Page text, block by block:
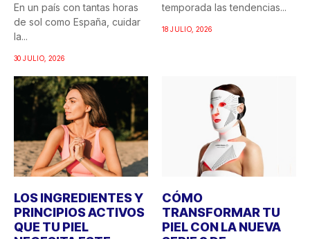
En un país con tantas horas
de sol como España, cuidar
la...
30 JULIO, 2026
temporada las tendencias...
18 JULIO, 2026
LOS INGREDIENTES Y
PRINCIPIOS ACTIVOS
QUE TU PIEL
CÓMO
TRANSFORMAR TU
PIEL CON LA NUEVA